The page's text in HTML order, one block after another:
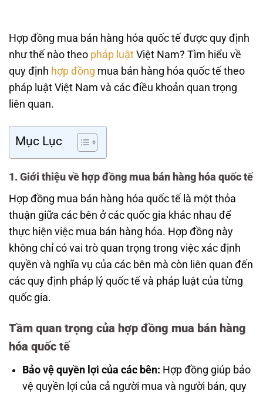
Hợp đồng mua bán hàng hóa quốc tế được quy định
như thế nào theo pháp luật Việt Nam? Tìm hiểu về
quy định hợp đồng mua bán hàng hóa quốc tế theo
pháp luật Việt Nam và các điều khoản quan trọng
liên quan.
Mục Lục
1. Giới thiệu về hợp đồng mua bán hàng hóa quốc tế
Hợp đồng mua bán hàng hóa quốc tế là một thỏa
thuận giữa các bên ở các quốc gia khác nhau để
thực hiện việc mua bán hàng hóa. Hợp đồng này
không chỉ có vai trò quan trọng trong việc xác định
quyền và nghĩa vụ của các bên mà còn liên quan đến
các quy định pháp lý quốc tế và pháp luật của từng
quốc gia.
Tầm quan trọng của hợp đồng mua bán hàng
hóa quốc tế
Bảo vệ quyền lợi của các bên: Hợp đồng giúp bảo
vệ quyền lợi của cả người mua và người bán, quy